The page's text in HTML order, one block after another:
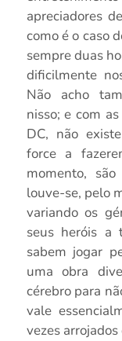
apreciadores
como é o caso
sempre duas
dificilmente
Não acho
nisso; e com
DC, não
force a
momento,
louve-se, pelo
variando os
seus heróis a
sabem jogar
uma obra
cérebro para
vale
vezes